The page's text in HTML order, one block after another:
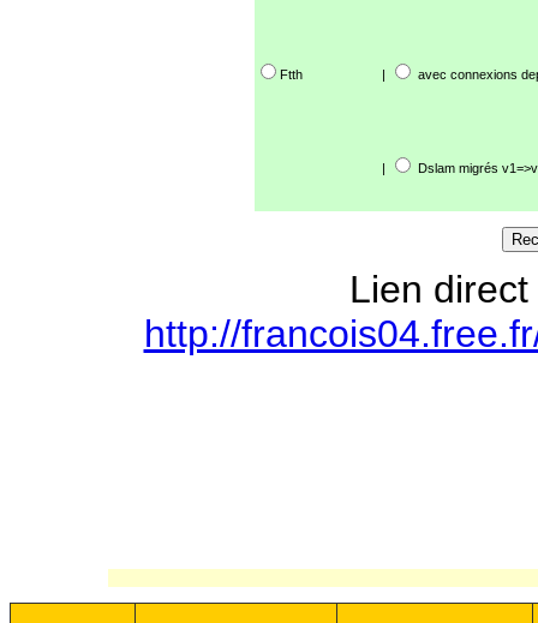
Ftth | avec connexions
| Dslam migrés
Lien
http://